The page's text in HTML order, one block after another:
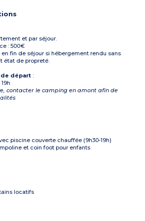
et
et par séjour.
: 500€
fin de séjour si hébergement rendu sans
état de propreté.
de départ :
contacter le camping en amont afin de
piscine couverte chauffée (9h30-19h)
et coin foot pour enfants
locatifs